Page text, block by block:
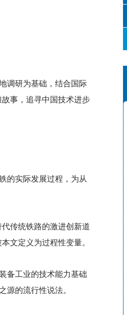
调研为基础，结合国际
事，追寻中国技术进步
的实际发展过程，为从
传统铁路的激进创新道
文定义为过程性变量。
备工业的技术能力基础
源的流行性说法。